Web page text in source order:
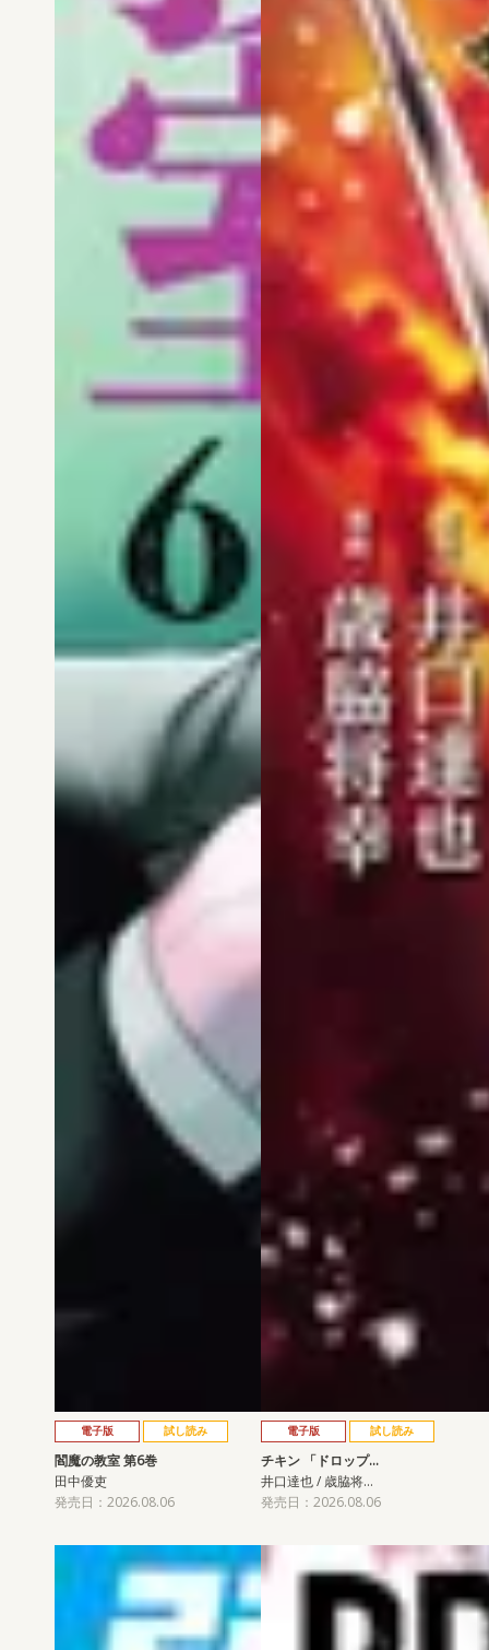
電子版 試し読み
閻魔の教室 第6巻
田中優吏
発売日：2026.08.06
電子版 試し読み
チキン 「ドロップ…
井口達也 / 歳脇将…
発売日：2026.08.06